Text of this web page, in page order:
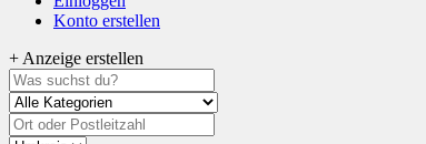
Konto erstellen
+ Anzeige erstellen